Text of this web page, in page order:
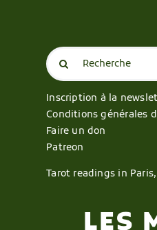
Search
for:
Inscription à la
Conditions générales
Faire un don
Patreon
Tarot readings in